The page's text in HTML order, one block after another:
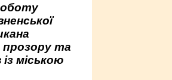
прозору та
міською